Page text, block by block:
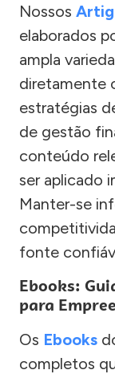
Nossos
elaborados
ampla
diretamente
estratégias
de gestão
conteúdo
ser aplicado
Manter-se
fonte
Ebooks:
para
Os Ebooks
completos